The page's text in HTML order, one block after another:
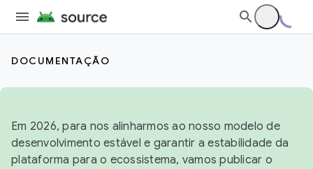
DOCUMENTAÇÃO
Em 2026, para nos alinharmos ao nosso modelo de
desenvolvimento estável e garantir a estabilidade da
plataforma para o ecossistema, vamos publicar o